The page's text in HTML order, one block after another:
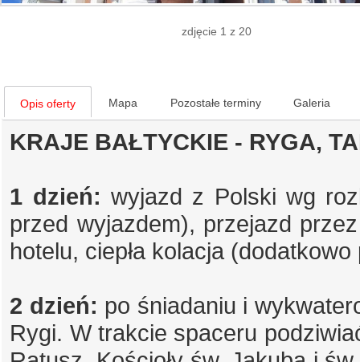
zdjęcie 1 z 20
Opis oferty Mapa Pozostałe terminy Galeria
KRAJE BAŁTYCKIE - RYGA,
1 dzień: wyjazd z Polski wg
przed wyjazdem), przejazd
hotelu, ciepła kolacja (dodatkowo
2 dzień: po śniadaniu i
Rygi. W trakcie spaceru